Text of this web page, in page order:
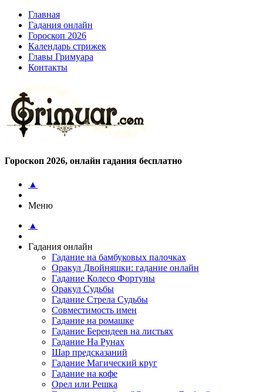
Главная
Гадания онлайн
Гороскоп 2026
Календарь стрижек
Главы Гримуара
Контакты
Гороскоп 2026, онлайн гадания бесплатно
▲
Меню
▲
Гадания онлайн
Гадание на бамбуковых палочках
Оракул Двойняшки: гадание онлайн
Гадание Колесо Фортуны
Оракул Судьбы
Гадание Стрела Судьбы
Совместимость имен
Гадание на ромашке
Гадание Берендеев на листьях
Гадание На Рунах
Шар предсказаний
Гадание Магический круг
Гадание на кофе
Орел или Решка